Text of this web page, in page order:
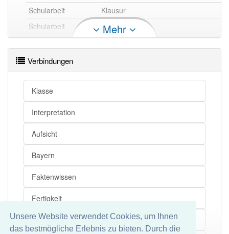
Unsere Website verwendet Cookies, um Ihnen
das bestmögliche Erlebnis zu bieten. Durch die
Schularbeit
Klausur
Schularbeit
Prüfung
Schularbeit
Schularbeit
Hausarbeit
Schularbeit
Schularbeit
Schularbeit openthesaurus
Mehr
Verbindungen
Klasse
Interpretation
Aufsicht
Bayern
Faktenwissen
Fertigkeit
Gruppenarbeit